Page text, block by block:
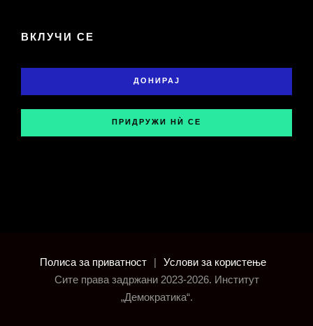
ВКЛУЧИ СЕ
ДОНИРАЈ
ПРИДРУЖИ НЍ СЕ
Полиса за приватност |
Услови за користење
Сите права задржани 2023-2026. Институт
„Демократика“.